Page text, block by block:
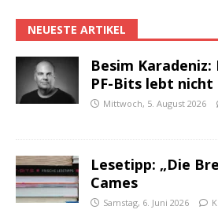
NEUESTE ARTIKEL
Besim
PF-Bits lebt nicht
Mittwoch, 5. August 2026
Lesetipp: „Die
Cames
Samstag, 6. Juni 2026